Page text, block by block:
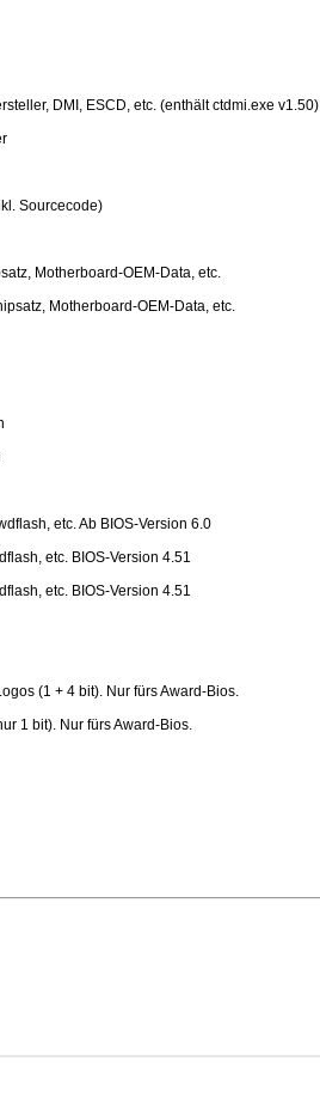
DMI, ESCD, etc. (enthält ctdmi.exe v1.50)
Sourcecode)
Motherboard-OEM-Data, etc.
Motherboard-OEM-Data, etc.
etc. Ab BIOS-Version 6.0
etc. BIOS-Version 4.51
etc. BIOS-Version 4.51
(1 + 4 bit). Nur fürs Award-Bios.
1 bit). Nur fürs Award-Bios.